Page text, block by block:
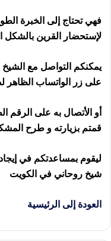
فهي تحتاج إلى الخبرة
لإستحضار القرين بالشكل
يمكنكم التواصل مع
على زر الواتساب الظاهر
أو الأتصال به على الرقم
قمتم بزيارته و طرح
ليقوم بمساعدتكم في
شيخ روحاني في الكويت
العودة إلى الرئيسية